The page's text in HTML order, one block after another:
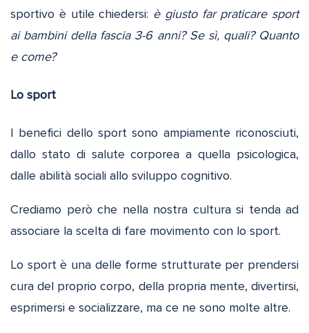
sportivo è utile chiedersi: è giusto far praticare sport
ai bambini della fascia 3-6 anni? Se sì, quali? Quanto
e come?
Lo sport
I benefici dello sport sono ampiamente riconosciuti,
dallo stato di salute corporea a quella psicologica,
dalle abilità sociali allo sviluppo cognitivo.
Crediamo però che nella nostra cultura si tenda ad
associare la scelta di fare movimento con lo sport.
Lo sport è una delle forme strutturate per prendersi
cura del proprio corpo, della propria mente, divertirsi,
esprimersi e socializzare, ma ce ne sono molte altre.